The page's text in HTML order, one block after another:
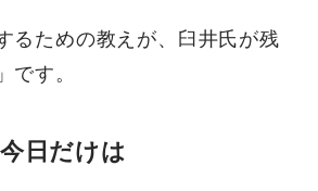
るための教えが、臼井氏が残
」です。
日だけは